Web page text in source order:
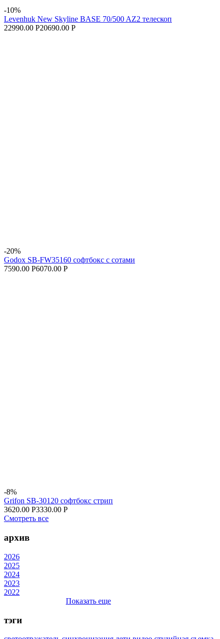
-10%
Levenhuk New Skyline BASE 70/500 AZ2 телескоп
22990.00 Р20690.00 Р
-20%
Godox SB-FW35160 софтбокс с сотами
7590.00 Р6070.00 Р
-8%
Grifon SB-30120 софтбокс стрип
3620.00 Р3330.00 Р
Смотреть все
архив
2026
2025
2024
2023
2022
Показать еще
тэги